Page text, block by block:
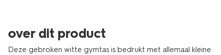
over dit product
Deze gebroken witte gymtas is bedrukt met allemaal kleine